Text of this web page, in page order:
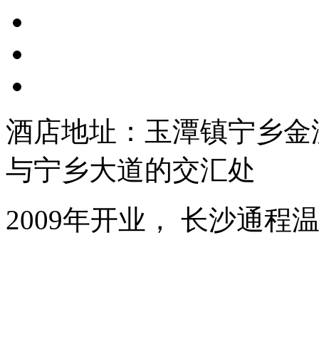
酒店地址：玉潭镇宁乡
与宁乡大道的交汇处
2009年开业， 长沙通